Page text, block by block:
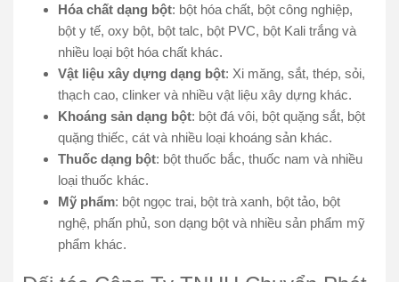
Hóa chất dạng bột: bột hóa chất, bột công nghiệp,
bột y tế, oxy bột, bột talc, bột PVC, bột Kali trắng và
nhiều loại bột hóa chất khác.
Vật liệu xây dựng dạng bột: Xi măng, sắt, thép, sỏi,
thạch cao, clinker và nhiều vật liệu xây dựng khác.
Khoáng sản dạng bột: bột đá vôi, bột quặng sắt, bột
quặng thiếc, cát và nhiều loại khoáng sản khác.
Thuốc dạng bột: bột thuốc bắc, thuốc nam và nhiều
loại thuốc khác.
Mỹ phẩm: bột ngọc trai, bột trà xanh, bột tảo, bột
nghệ, phấn phủ, son dạng bột và nhiều sản phẩm mỹ
phẩm khác.